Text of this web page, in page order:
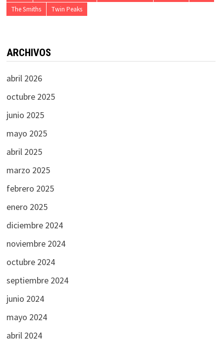
The Smiths
Twin Peaks
ARCHIVOS
abril 2026
octubre 2025
junio 2025
mayo 2025
abril 2025
marzo 2025
febrero 2025
enero 2025
diciembre 2024
noviembre 2024
octubre 2024
septiembre 2024
junio 2024
mayo 2024
abril 2024